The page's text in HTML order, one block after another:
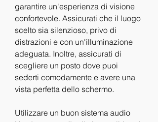
garantire un'esperienza di visione
confortevole. Assicurati che il luogo
scelto sia silenzioso, privo di
distrazioni e con un'illuminazione
adeguata. Inoltre, assicurati di
scegliere un posto dove puoi
sederti comodamente e avere una
vista perfetta dello schermo.
Utilizzare un buon sistema audio